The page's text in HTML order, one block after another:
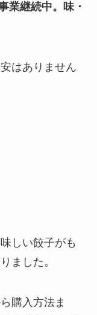
業継続中。味・
はありません
しい餃子がも
ました。
購入方法ま